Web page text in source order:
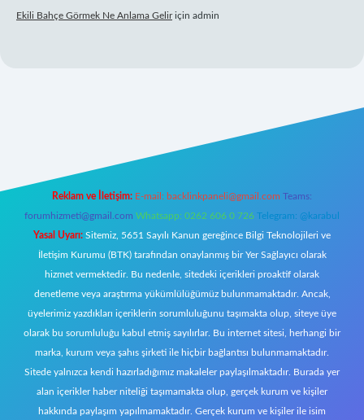
Ekili Bahçe Görmek Ne Anlama Geliriçin admin
Reklam ve İletişim: E-mail: backlinkpaneli@gmail.com Teams:
forumhizmeti@gmail.com Whatsapp: 0262 606 0 726 Telegram: @karabul
Yasal Uyarı: Sitemiz, 5651 Sayılı Kanun gereğince Bilgi Teknolojileri ve
İletişim Kurumu (BTK) tarafından onaylanmış bir Yer Sağlayıcı olarak
hizmet vermektedir. Bu nedenle, sitedeki içerikleri proaktif olarak
denetleme veya araştırma yükümlülüğümüz bulunmamaktadır. Ancak,
üyelerimiz yazdıkları içeriklerin sorumluluğunu taşımakta olup, siteye üye
olarak bu sorumluluğu kabul etmiş sayılırlar. Bu internet sitesi, herhangi bir
marka, kurum veya şahıs şirketi ile hiçbir bağlantısı bulunmamaktadır.
Sitede yalnızca kendi hazırladığımız makaleler paylaşılmaktadır. Burada yer
alan içerikler haber niteliği taşımamakta olup, gerçek kurum ve kişiler
hakkında paylaşım yapılmamaktadır. Gerçek kurum ve kişiler ile isim